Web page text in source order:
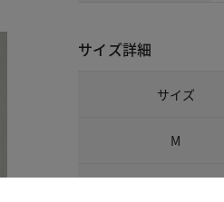
サイズ詳細
サイズ
M